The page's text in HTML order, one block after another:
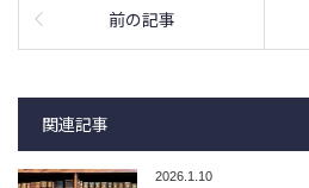
前の記事
関連記事
2026.1.10